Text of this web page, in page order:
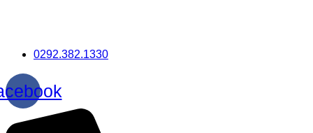
0292.382.1330